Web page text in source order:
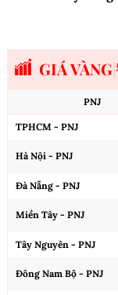
GIÁ VÀNG
PNJ
TPHCM - PNJ
Hà Nội - PNJ
Đà Nẵng - PNJ
Miền Tây - PNJ
Tây Nguyên - PNJ
Đông Nam Bộ - PNJ